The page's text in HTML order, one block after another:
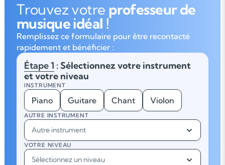
Trouvez votre professeur de
musique idéal !
Remplissez ce formulaire pour être recontacté
rapidement et bénéficier :
Étape 1 : Sélectionnez votre instrument
et votre niveau
INSTRUMENT
Piano Guitare Chant Violon
AUTRE INSTRUMENT
Autre instrument
VOTRE NIVEAU
Sélectionnez un niveau